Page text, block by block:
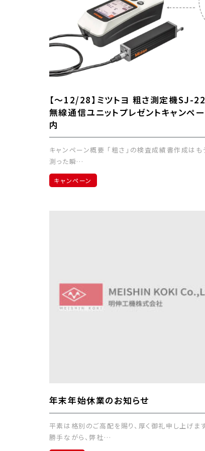
【～12/28】ミツトヨ 粗さ測定機SJ-
無線通信ユニットプレゼントキャンペ
内
キャンペーン概要 「粗さ」の検査成績書作成はも
測った瞬…
キャンペーン
年末年始休業のお知らせ
平素は格別のご高配を賜り、厚く御礼申し上げま
勝手ながら、弊社…